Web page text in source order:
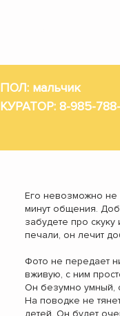
ПОЛ: мальчик
КУРАТОР: 8-985-
Его невозможно не
минут общения.
забудете про скуку
печали, он лечит
Фото не передает
вживую, с ним
Он безумно умный,
На поводке не
детей. Он будет